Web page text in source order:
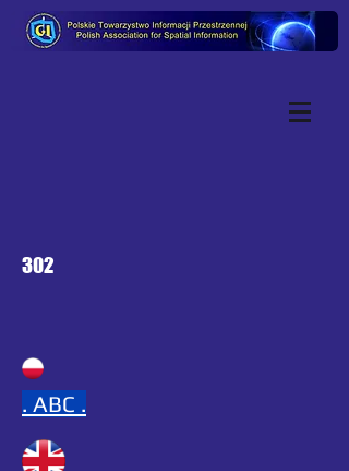
302
. ABC .